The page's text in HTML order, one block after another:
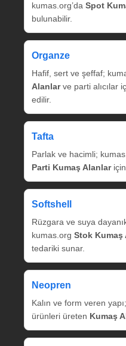
kumas.org’da Spot
bulunabilir.
Organze
Hafif, sert ve şeffaf;
Alanlarve parti alıcılar
edilir.
Tafta
Parlak ve hacimli;
Parti Kumaş Alanlariçin
Softshell
Rüzgara ve suya
kumas.org Stok Kumaş
tedariki sunar.
Neopren
Kalın ve form veren
ürünleri üreten Kumaş